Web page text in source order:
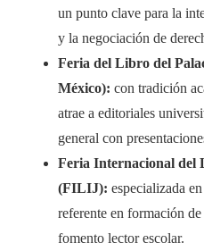
un punto clave para la
y la negociación de
Feria del Libro del
México): con tradición
atrae a editoriales
general con
Feria Internacional
(FILIJ): especializada
referente en formación
fomento lector escolar.